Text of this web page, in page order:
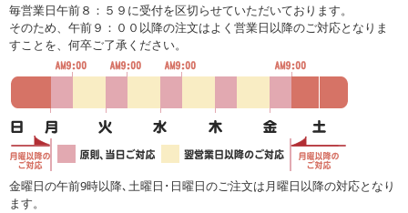
毎営業日午前８：５９に受付を区切らせていただいております。
そのため、午前９：００以降の注文はよく営業日以降のご対応となりま
すことを、何卒ご了承ください。
金曜日の午前9時以降､土曜日･日曜日のご注文は月曜日以降の対応となり
ます。